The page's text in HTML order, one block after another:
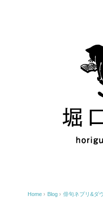
Home › Blog › 俳句ネプリ&ダ